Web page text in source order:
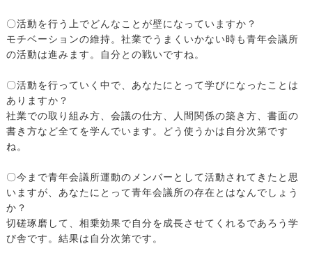
〇活動を行う上でどんなことが壁になっていますか？
モチベーションの維持。社業でうまくいかない時も青年会議所
の活動は進みます。自分との戦いですね。
〇活動を行っていく中で、あなたにとって学びになったことは
ありますか？
社業での取り組み方、会議の仕方、人間関係の築き方、書面の
書き方など全てを学んでいます。どう使うかは自分次第です
ね。
〇今まで青年会議所運動のメンバーとして活動されてきたと思
いますが、あなたにとって青年会議所の存在とはなんでしょう
か？
切磋琢磨して、相乗効果で自分を成長させてくれるであろう学
び舎です。結果は自分次第です。